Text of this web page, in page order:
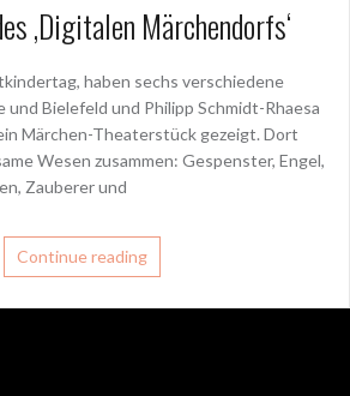
‚Digitalen Märchendorfs‘
haben sechs verschiedene
und Bielefeld und Philipp Schmidt-Rhaesa
Märchen-Theaterstück gezeigt. Dort
Wesen zusammen: Gespenster, Engel,
Zauberer und
Continue reading